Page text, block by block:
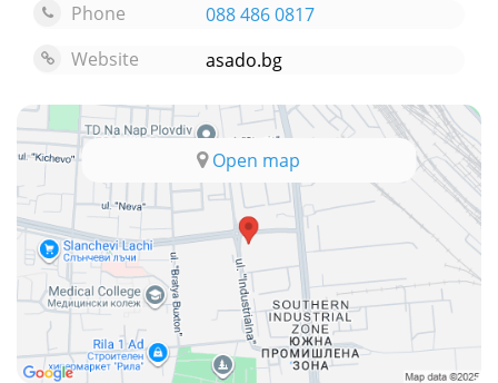
Phone
088 486 0817
Website
asado.bg
Open map